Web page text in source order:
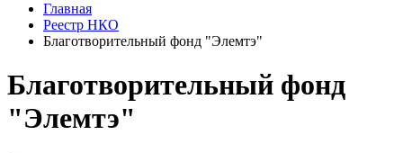
Главная
Реестр НКО
Благотворительный фонд "Элемтэ"
Благотворительный фонд
"Элемтэ"